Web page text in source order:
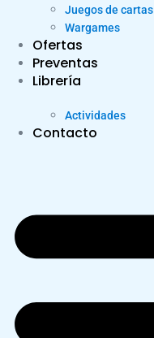
Juegos de cartas
Wargames
Ofertas
Preventas
Librería
Actividades
Contacto